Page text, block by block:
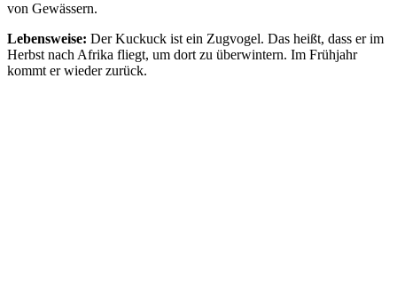
von Gewässern.
Lebensweise: Der Kuckuck ist ein Zugvogel. Das heißt, dass er im
Herbst nach Afrika fliegt, um dort zu überwintern. Im Frühjahr
kommt er wieder zurück.